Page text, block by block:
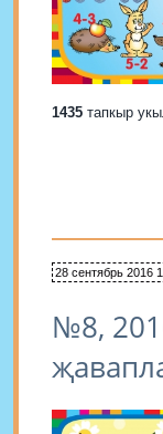
1435 тапкыр
28 сентябрь 2016
№8,